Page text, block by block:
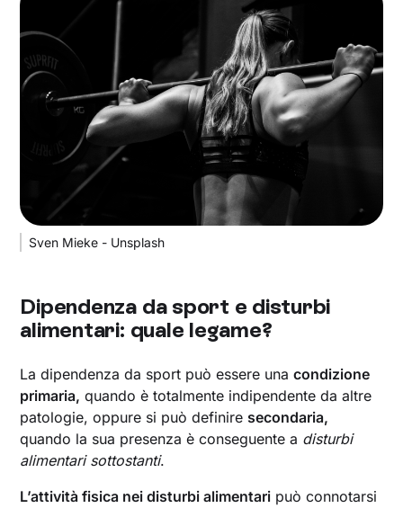
Sven Mieke - Unsplash
Dipendenza da sport e disturbi
alimentari: quale legame?
La dipendenza da sport può essere unacondizione
primaria, quando è totalmente indipendente da altre
patologie, oppure si può definire secondaria,
quando la sua presenza è conseguente a disturbi
alimentari sottostanti.
L’attività fisica nei disturbi alimentari può connotarsi